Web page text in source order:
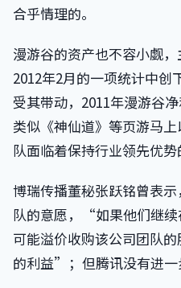
合乎情理的。
漫游谷的资产也不容小觑
2012年2月的一项统计中创
受其带动，2011年漫游谷
类似《神仙道》等页游马
队面临着保持行业领先优势
博瑞传播董秘张跃铭曾表
队的意愿，“如果他们继
可能溢价收购该公司团队
的利益”；但腾讯没有进一